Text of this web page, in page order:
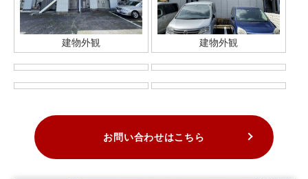
建物外観 建物外観
お問い合わせはこちら